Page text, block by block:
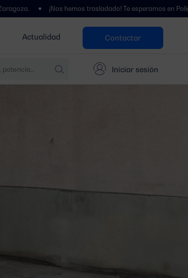
Actualidad Contactar
Iniciar sesión
¡Nos hemos trasladado! Te esperamos en Polígono